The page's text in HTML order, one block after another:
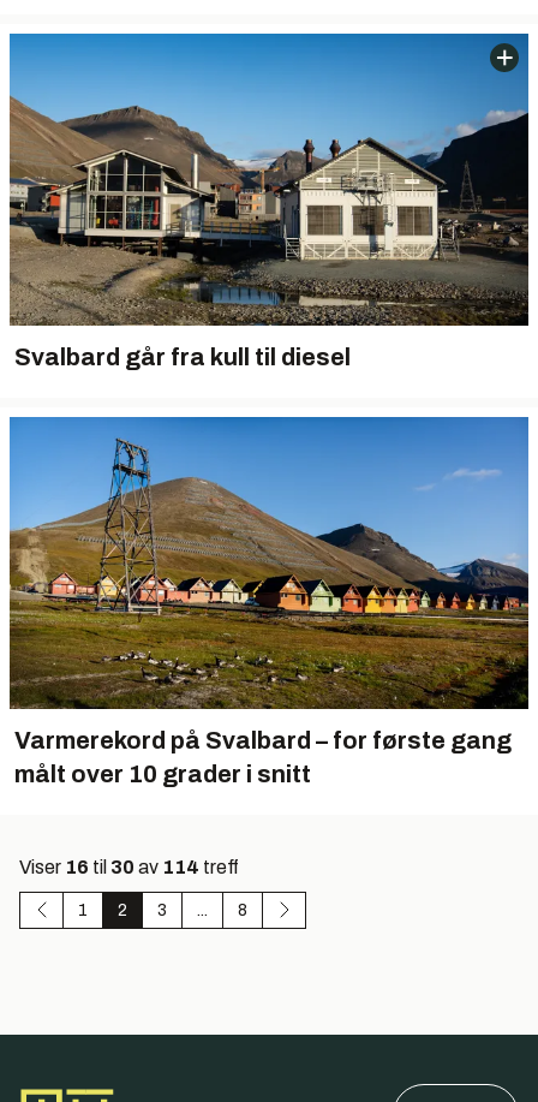
Svalbard går fra kull til diesel
Varmerekord på Svalbard – for første gang
målt over 10 grader i snitt
Viser 16 til 30 av 114 treff
1 2 3 8